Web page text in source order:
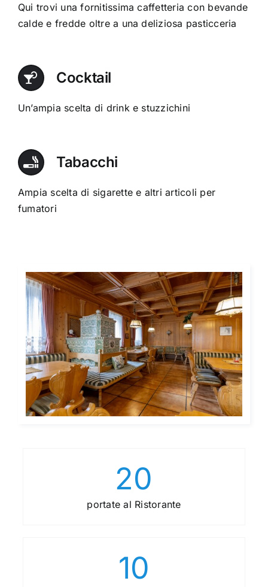
Qui trovi una fornitissima caffetteria con bevande
calde e fredde oltre a una deliziosa pasticceria
Cocktail
Un’ampia scelta di drink e stuzzichini
Tabacchi
Ampia scelta di sigarette e altri articoli per
fumatori
20
portate al Ristorante
10